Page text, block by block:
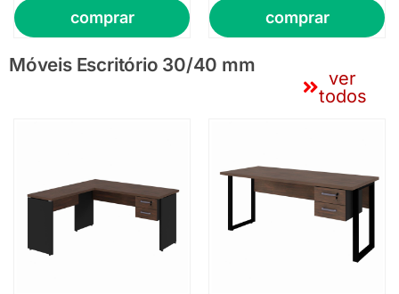
comprar comprar
Móveis Escritório 30/40 mm
ver
todos